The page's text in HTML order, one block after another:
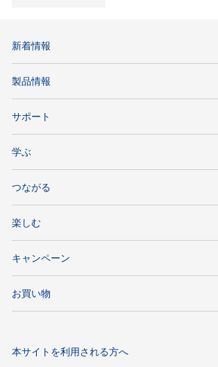
新着情報
製品情報
サポート
学ぶ
つながる
楽しむ
キャンペーン
お買い物
本サイトを利用される方へ